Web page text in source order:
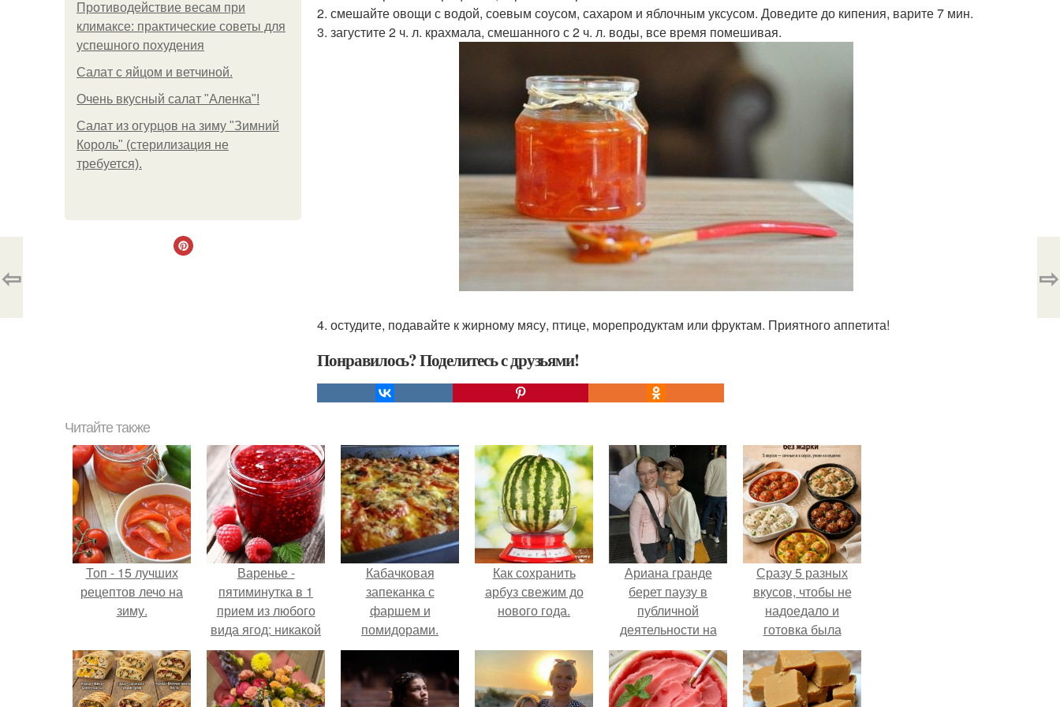
Противодействие весам при
климаксе: практические советы для
успешного похудения
Салат с яйцом и ветчиной.
Очень вкусный салат "Аленка"!
Салат из огурцов на зиму "Зимний
Король" (стерилизация не
требуется).
2. смешайте овощи с водой, соевым соусом, сахаром и яблочным уксусом. Доведите до кипения, варите 7 мин.
3. загустите 2 ч. л. крахмала, смешанного с 2 ч. л. воды, все время помешивая.
4. остудите, подавайте к жирному мясу, птице, морепродуктам или фруктам. Приятного аппетита!
Понравилось? Поделитесь с друзьями!
⇦ ⇨
Читайте также
Топ - 15 лучших
рецептов лечо на
зиму.
Варенье -
пятиминутка в 1
прием из любого
вида ягод: никакой
длительной варки,
все витамины на
месте!
Кабачковая
запеканка с
фаршем и
помидорами.
Как сохранить
арбуз свежим до
нового года.
Ариана гранде
берет паузу в
публичной
деятельности на
фоне слухов о
своем здоровье.
Сразу 5 разных
вкусов, чтобы не
надоедало и
готовка была
проще.